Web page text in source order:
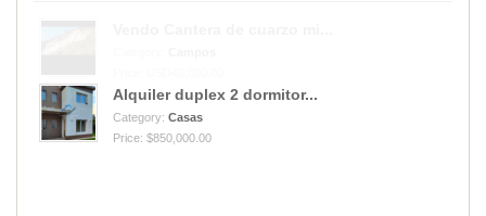
Alquiler duplex 2 dormitor...
Category: Casas
Price: $850,000.00